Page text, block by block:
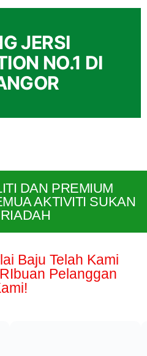
JERSI
NO.1 DI
DAN PREMIUM
AKTIVITI SUKAN
Baju Telah Kami
Pelanggan